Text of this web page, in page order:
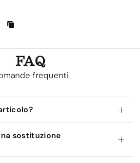
FAQ
frequenti
sostituzione